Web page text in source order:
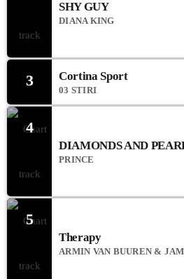
SHY GUY
DIANA KING
3 Cortina Sport
03 STIRI
4
DIAMONDS AND
PRINCE
5
Therapy
ARMIN VAN BUUREN &